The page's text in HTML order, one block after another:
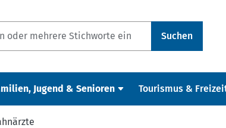
Suchen
Jugend & Senioren Tourismus &